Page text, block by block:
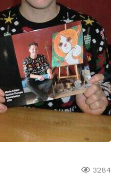
3284